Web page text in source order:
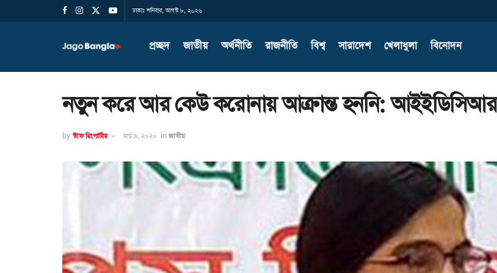
ঢাকাঃ শনিবার, আগস্ট ৮, ২০২৬
প্রচ্ছদ জাতীয় অর্থনীতি রাজনীতি বিশ্ব সারাদেশ খেলাধুলা বিনোদন
নতুন করে আর কেউ করোনায় আক্রান্ত হননি: আইইডিসিআর
by স্টাফ রিপোর্টার মার্চ ৯, ২০২০ in জাতীয়